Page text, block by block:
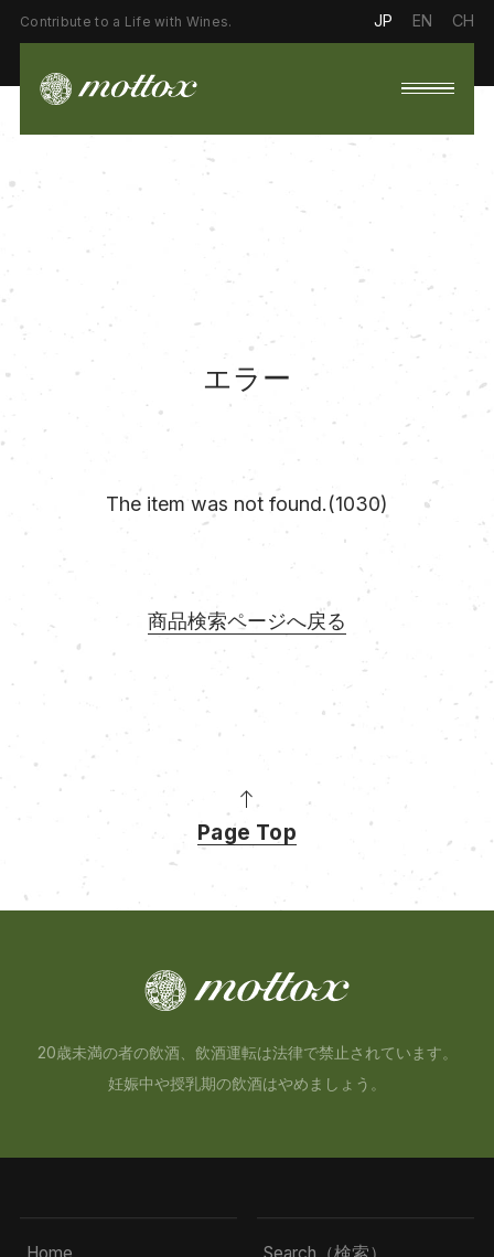
Contribute to a Life with Wines. JP EN CH
エラー
The item was not found.(1030)
商品検索ページへ戻る
Page Top
20歳未満の者の飲酒、飲酒運転は法律で禁止されています。
妊娠中や授乳期の飲酒はやめましょう。